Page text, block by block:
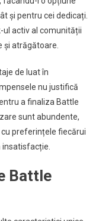
și pentru cei dedicați.
ul activ al comunității
și atrăgătoare.
de luat în
nu justifică
a finaliza Battle
sunt abundente,
preferințele fiecărui
Battle